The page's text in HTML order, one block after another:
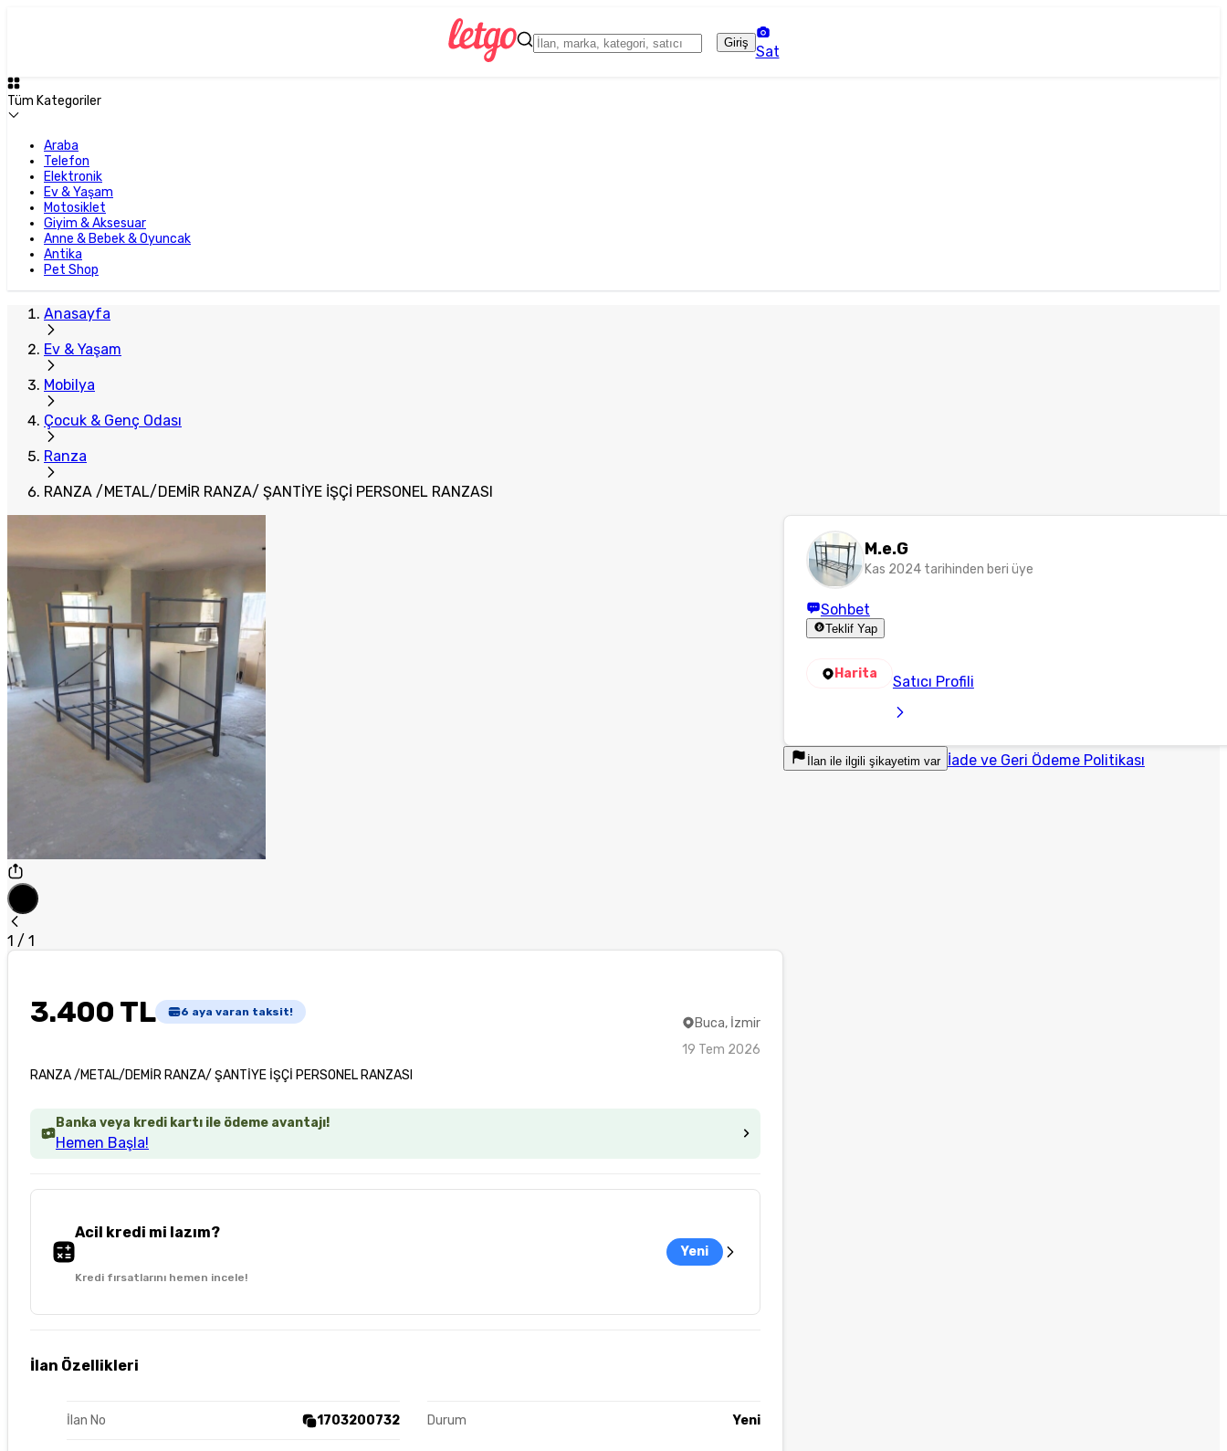
Giriş
Sat
Tüm Kategoriler
Araba
Telefon
Elektronik
Ev & Yaşam
Motosiklet
Giyim & Aksesuar
Anne & Bebek & Oyuncak
Antika
Pet Shop
Anasayfa
Ev & Yaşam
Mobilya
Çocuk & Genç Odası
Ranza
RANZA /METAL/DEMİR RANZA/ ŞANTİYE İŞÇİ PERSONEL RANZASI
1 / 1
3.400 TL 6 aya varan taksit!
RANZA /METAL/DEMİR RANZA/ ŞANTİYE İŞÇİ PERSONEL RANZASI
Buca, İzmir
19 Tem 2026
Banka veya kredi kartı ile ödeme avantajı!
Hemen Başla!
Acil kredi mi lazım?
Kredi fırsatlarını hemen incele!
Yeni
İlan Özellikleri
İlan No 1703200732 Durum Yeni
M.e.G
Kas 2024 tarihinden beri üye
Sohbet
Teklif Yap
Harita Satıcı Profili
İlan ile ilgili şikayetim var İade ve Geri Ödeme Politikası